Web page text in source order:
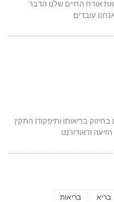
אורח החיים שלנו הדבר
עובדים
בריאותו ותיפקודו התקין
ודאודורנט
בריא בריאות